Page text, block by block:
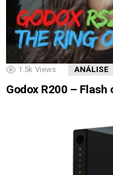
1.5k Views ANÁLISE
Godox R200 – Flash